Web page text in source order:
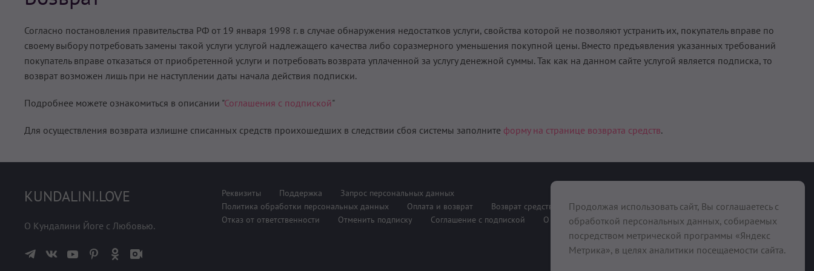
Согласно постановления правительства РФ от 19 января 1998 г. в случае обнаружения недостатков услуги, свойства которой не позволяют устранить их, покупатель вправе по
своему выбору потребовать замены такой услуги услугой надлежащего качества либо соразмерного уменьшения покупной цены. Вместо предъявления указанных требований
покупатель вправе отказаться от приобретенной услуги и потребовать возврата уплаченной за услугу денежной суммы. Так как на данном сайте услугой является подписка, то
возврат возможен лишь при не наступлении даты начала действия подписки.
Подробнее можете ознакомиться в описании "Соглашения с подпиской"
Для осуществления возврата излишне списанных средств проихошедших в следствии сбоя системы заполните форму на странице возврата средств.
KUNDALINI.LOVE
О Кундалини Йоге с Любовью.
Реквизиты Поддержка
Запрос персональных данных
Политика обработки персональных данных
Оплата и возврат
Возврат средств
Отказ от ответственности
Отменить подписку Соглашение с подпиской О нас
Продолжая использовать сайт, Вы соглашаетесь с
обработкой персональных данных, собираемых
посредством метрической программы «Яндекс
Метрика», в целях аналитики посещаемости сайта.